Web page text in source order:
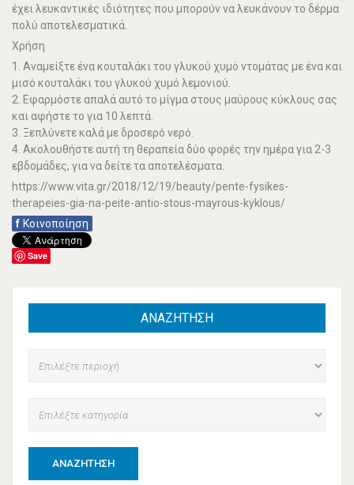
έχει λευκαντικές ιδιότητες που μπορούν να λευκάνουν το δέρμα
πολύ αποτελεσματικά.
Χρήση
1. Αναμείξτε ένα κουταλάκι του γλυκού χυμό ντομάτας με ένα και
μισό κουταλάκι του γλυκού χυμό λεμονιού.
2. Εφαρμόστε απαλά αυτό το μίγμα στους μαύρους κύκλους σας
και αφήστε το για 10 λεπτά.
3. Ξεπλύνετε καλά με δροσερό νερό.
4. Ακολουθήστε αυτή τη θεραπεία δύο φορές την ημέρα για 2-3
εβδομάδες, για να δείτε τα αποτελέσματα.
https://www.vita.gr/2018/12/19/beauty/pente-fysikes-
therapeies-gia-na-peite-antio-stous-mayrous-kyklous/
f Κοινοποίηση
Save
ΑΝΑΖΗΤΗΣΗ
ΑΝΑΖΉΤΗΣΗ